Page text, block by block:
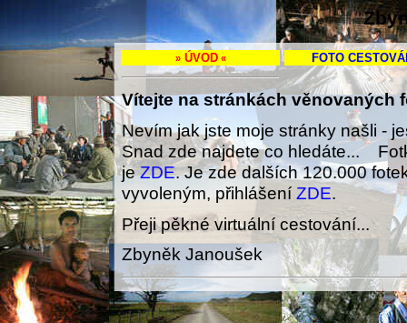
»ÚVOD« FOTO
Vítejte na stránkách věnovaných
Nevím jak jste moje stránky našli -
Snad zde najdete co hledáte...
jeZDE. Je zde dalších 120.000
vyvoleným, přihlášení ZDE.
Přeji pěkné virtuální cestování...
Zbyněk Janoušek